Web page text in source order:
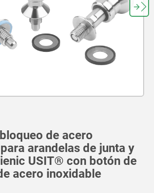
de acero
arandelas de junta y
USIT® con botón de
acero inoxidable